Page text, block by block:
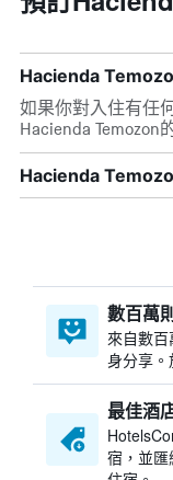
Hacienda
如果你對入住有任
Hacienda Temozon
Hacienda
數百萬
來自數
身分享。
最佳酒
宿，並